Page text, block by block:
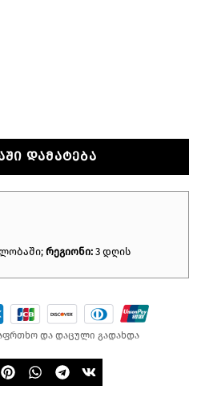
ᲓᲐᲛᲐᲢᲔᲑᲐ
რეგიონი: 3 დღის
და დაცული გადახდა